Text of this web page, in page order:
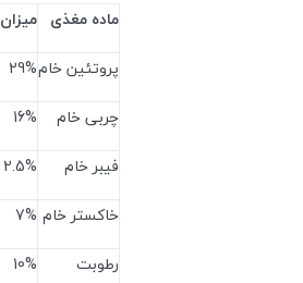
ماده مغذی میزان
پروتئین خام29%
چربی خام
16%
فیبر خام
2.5%
خاکستر خام 7%
رطوبت
10%